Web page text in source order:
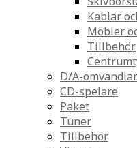
Kablar
Möbler
Tillbehör
D/A-
CD-spelare
Paket
Tuner
Tillbehör